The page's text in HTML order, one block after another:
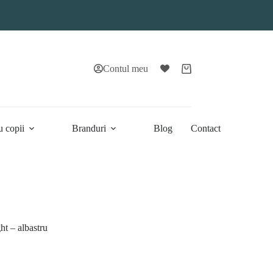
Contul meu
Coș
copii Branduri Blog Contact
– albastru